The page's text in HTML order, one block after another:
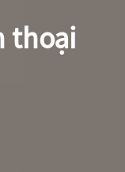
thoại